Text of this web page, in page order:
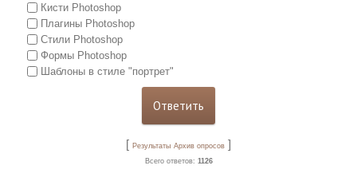
Кисти Photoshop
Плагины Photoshop
Стили Photoshop
Формы Photoshop
Шаблоны в стиле "портрет"
[ Результаты Архив опросов ]
Всего ответов: 1126